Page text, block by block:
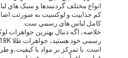
انواع مختلف گردنبندها و سبک هاي
کم جذابيت و لوکسيت به صورتت
کامل لباس هاي رسمي ست.
خلاصه، اگه دنبال بهترین جواهرات
است. با تمرکز بر مواد با کیفیت،و